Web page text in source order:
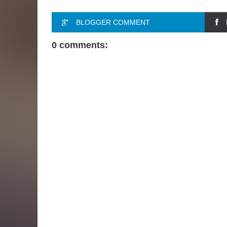
BLOGGER COMMENT
0 comments: